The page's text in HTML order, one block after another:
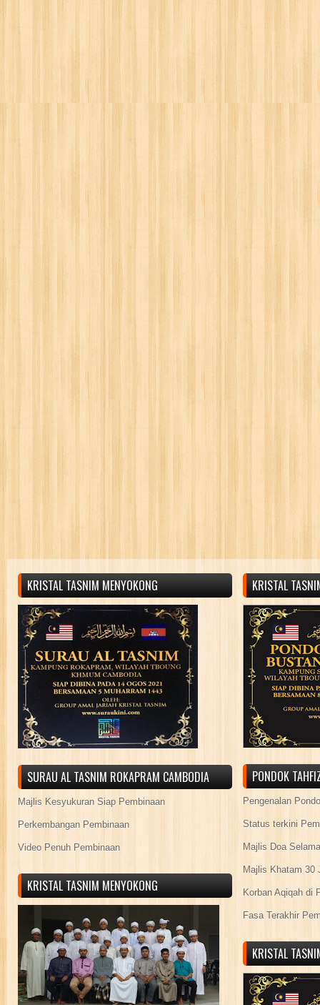
KRISTAL TASNIM MENYOKONG
SURAU AL TASNIM ROKAPRAM CAMBODIA
Majlis Kesyukuran Siap Pembinaan
Perkembangan Pembinaan
Video Penuh Pembinaan
KRISTAL TASNIM MENYOKONG
KRISTAL
PONDOK
Pengenalan
Status terkini
Majlis Doa
Majlis Khatam 30
Korban Aqiqah di
Fasa Terakhir
KRISTAL